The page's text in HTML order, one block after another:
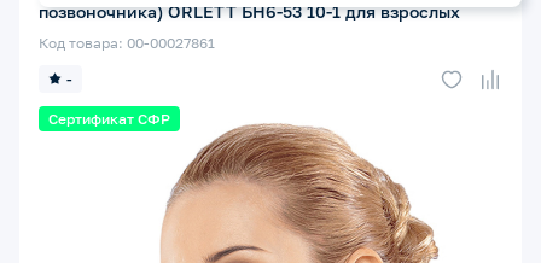
Сертификат СФР
-
Код товара: 00-00027861
позвоночника) ORLETT БН6-53 10-1 для взрослых